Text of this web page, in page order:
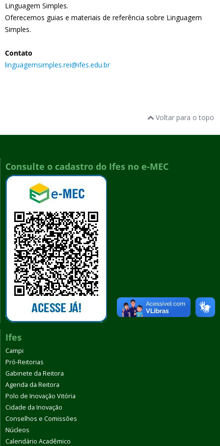
Linguagem Simples.
Oferecemos guias e materiais de referência sobre Linguagem
Simples.
Contato
linguagemsimples.rei@ifes.edu.br
Voltar para o topo
Consulte o cadastro do Ifes no e-MEC
Ifes
Campi
Pró-Reitorias
Gabinete da Reitora
Agenda da Reitora
Polo de Inovação Vitória
Cidade da Inovação
Conselhos e Comissões
Núcleos
Calendário Acadêmico